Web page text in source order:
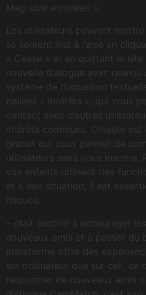
Mag sont erronées ».
Les utilisateurs peuvent mettre
se sentent mal à l’aise en
« Cease » et en quittant le
nouvelle dialogue avec
système de discussion
balises « intérêts », qui vous
contact avec d’autres
intérêts communs. Omegle
gratuit qui vous permet de
utilisateurs sans vous inscrire.
vos enfants utilisent des
et à leur situation, il est
risques.
– était destiné à encourager
nouveaux amis et à passer du
plateforme offre des
sur ordinateur que sur cell, ce
rencontrer de nouveaux amis